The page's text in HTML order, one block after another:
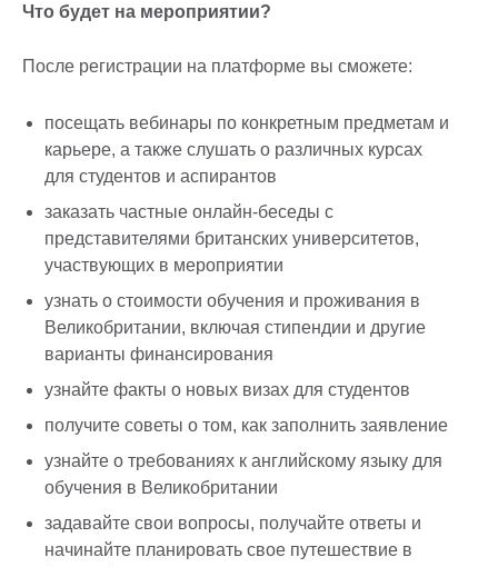
Что будет на мероприятии?
После регистрации на платформе вы сможете:
посещать вебинары по конкретным предметам и
карьере, а также слушать о различных курсах
для студентов и аспирантов
заказать частные онлайн-беседы с
представителями британских университетов,
участвующих в мероприятии
узнать о стоимости обучения и проживания в
Великобритании, включая стипендии и другие
варианты финансирования
узнайте факты о новых визах для студентов
получите советы о том, как заполнить заявление
узнайте о требованиях к английскому языку для
обучения в Великобритании
задавайте свои вопросы, получайте ответы и
начинайте планировать свое путешествие в